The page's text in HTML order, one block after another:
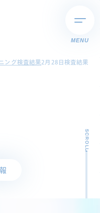
MENU
ング検査結果2月28日検査結果
SCROLL